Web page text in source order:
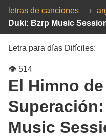
letras de canciones ›
Duki: Bzrp Music
Letra para días Difíciles:
👁️ 514
El Himno
Superación:
Music